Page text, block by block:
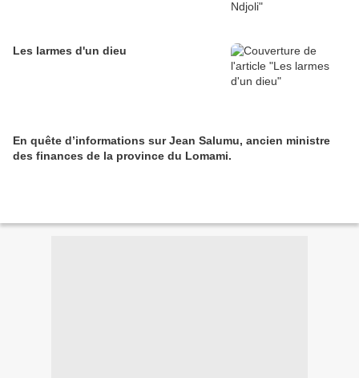
Les larmes d'un dieu
En quête d’informations sur Jean Salumu, ancien ministre
des finances de la province du Lomami.